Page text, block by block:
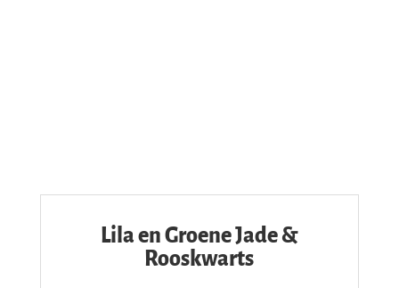
Lila en Groene Jade &
Rooskwarts